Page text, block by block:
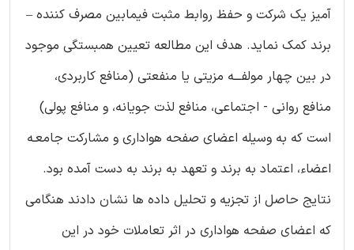
آمیز یک شرکت و حفظ روابط مثبت فیمابین مصرف کننده –
برند کمک نماید. هدف این مطالعه تعیین همبستگی موجود
در بین چهار مولفـــه مزیتی یا منفعتی (منافع کاربردی،
منافع روانی - اجتماعی، منافع لذت جویانه، و منافع پولی)
است که به وسیله اعضای صفحه هواداری و مشارکت جامعـه
اعضاء، اعتماد به برند و تعهد به برند به دست آمده بود.
نتایج حاصل از تجزیه و تحلیل داده ها نشان دادند هنگامی
که اعضای صفحه هواداری در اثر تعاملات خود در این